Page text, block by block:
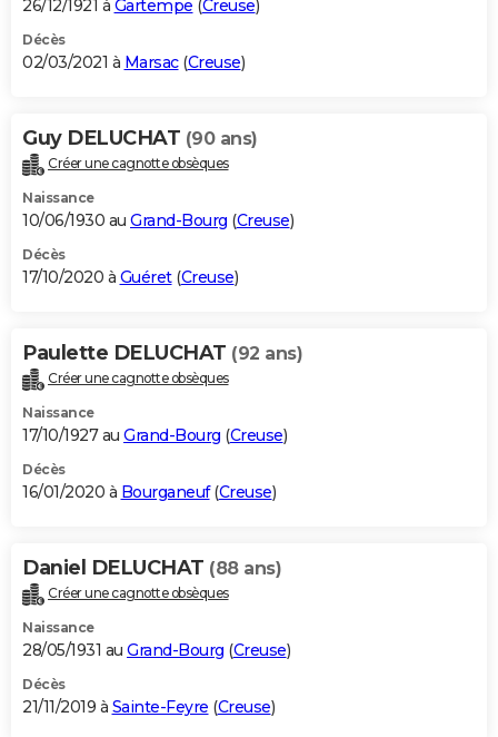
26/12/1921 à Gartempe (Creuse)
Décès
02/03/2021 à Marsac(Creuse)
Guy DELUCHAT (90 ans)
Créer une cagnotte obsèques
Naissance
10/06/1930 au Grand-Bourg (Creuse)
Décès
17/10/2020 à Guéret(Creuse)
Paulette DELUCHAT (92 ans)
Créer une cagnotte obsèques
Naissance
17/10/1927 au Grand-Bourg (Creuse)
Décès
16/01/2020 à Bourganeuf(Creuse)
Daniel DELUCHAT (88 ans)
Créer une cagnotte obsèques
Naissance
28/05/1931 au Grand-Bourg (Creuse)
Décès
21/11/2019 à Sainte-Feyre (Creuse)